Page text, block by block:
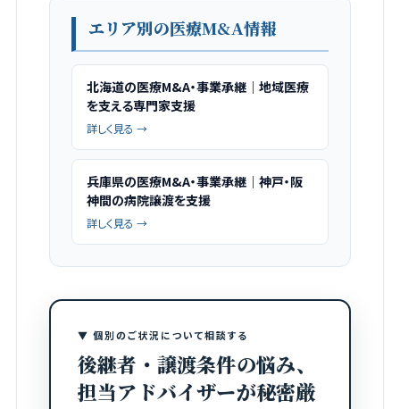
エリア別の医療M&A情報
北海道の医療M&A・事業承継｜地域医療
を支える専門家支援
詳しく見る →
兵庫県の医療M&A・事業承継｜神戸・阪
神間の病院譲渡を支援
詳しく見る →
▼ 個別のご状況について相談する
後継者・譲渡条件の悩み、
担当アドバイザーが秘密厳